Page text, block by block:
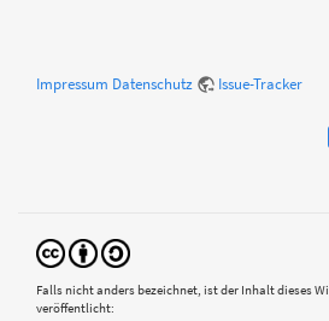
Impressum Datenschutz Issue-Tracker
Falls nicht anders bezeichnet, ist der Inhalt dieses
veröffentlicht: